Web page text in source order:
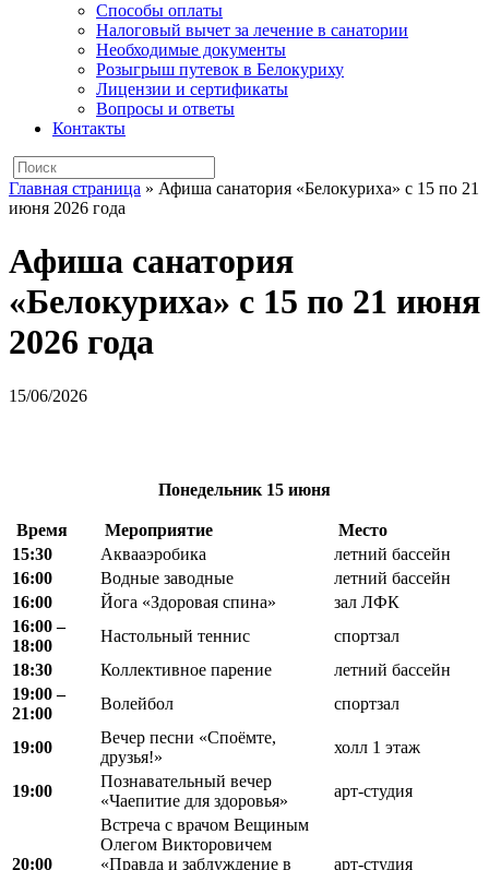
Способы оплаты
Налоговый вычет за лечение в санатории
Необходимые документы
Розыгрыш путевок в Белокуриху
Лицензии и сертификаты
Вопросы и ответы
Контакты
Главная страница » Афиша санатория «Белокуриха» с 15 по 21
июня 2026 года
Афиша санатория
«Белокуриха» с 15 по 21 июня
2026 года
15/06/2026
Понедельник 15 июня
Время Мероприятие
Место
15:30
Аквааэробика
летний бассейн
16:00
Водные заводные
летний бассейн
16:00
Йога «Здоровая спина»
зал ЛФК
16:00 –
18:00
Настольный теннис
спортзал
18:30
Коллективное парение
летний бассейн
19:00 –
21:00
Волейбол спортзал
19:00
Вечер песни «Споёмте,
друзья!»
холл 1 этаж
19:00
Познавательный вечер
«Чаепитие для здоровья»
арт-студия
20:00
Встреча с врачом Вещиным
Олегом Викторовичем
«Правда и заблуждение в
арт-студия